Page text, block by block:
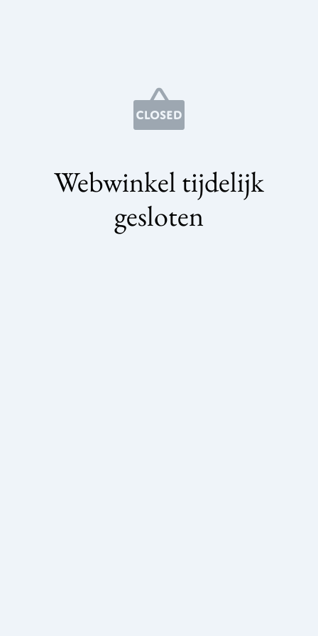
Webwinkel tijdelijk
gesloten